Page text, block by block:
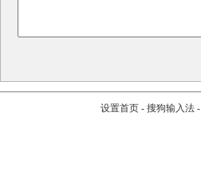
设置首页- 搜狗输入法-